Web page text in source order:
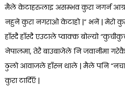
मैले केटाहरुलाइ असम्भव कुरा नगर्न आग्रह
नहुने कुरा नगराओ केटाहो |” भनें | मेरो
हाँस्दै हाँस्दै एउटाले प्वाक्क बोल्यो
नेपालमा, तेरै बाउबाजेले नि जवानीमा
ठुलो आवाजले हाँस्न थाले | मैले पनि
कुरा टार्दिएँ |